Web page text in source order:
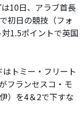
10日、アラブ首長
初日の競技（フォ
1.5ポイントで英国
トミー・フリート
フランセスコ・モ
）を4＆2で下すな